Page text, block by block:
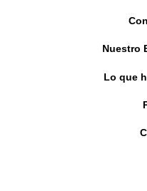
Nuestro
Lo que